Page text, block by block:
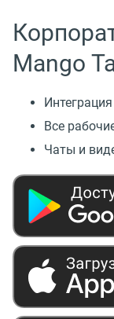
Mango
Все
Чаты и